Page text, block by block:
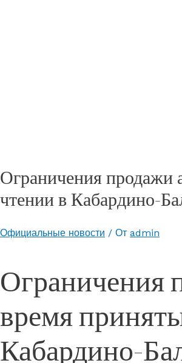
Ограничения продажи
чтении в Кабардино-
Официальные новости / От admin
Ограничения
время
Кабардино-